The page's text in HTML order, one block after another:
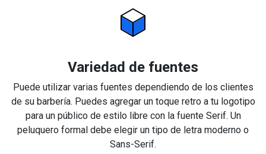
Variedad de fuentes
Puede utilizar varias fuentes dependiendo de los clientes
de su barbería. Puedes agregar un toque retro a tu logotipo
para un público de estilo libre con la fuente Serif. Un
peluquero formal debe elegir un tipo de letra moderno o
Sans-Serif.